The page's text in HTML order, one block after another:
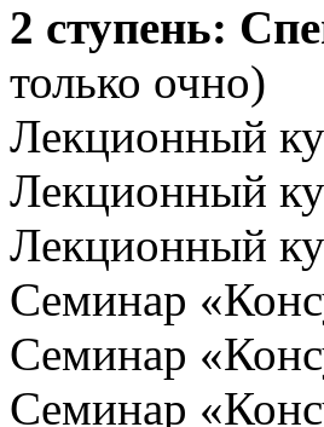
2 ступень:
только очно)
Лекционный
Лекционный
Лекционный
Семинар
Семинар
Семинар